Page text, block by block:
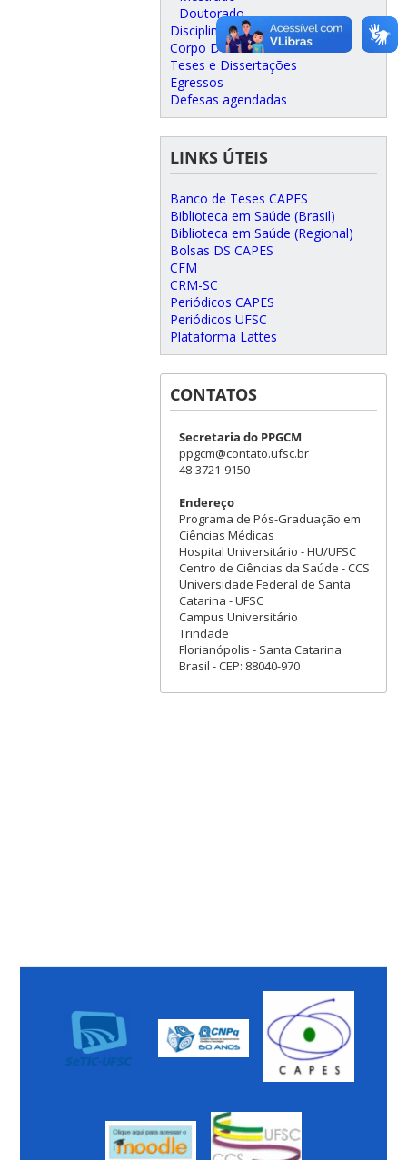
Doutorado
Disciplinas Oferecidas
Corpo Docente
Teses e Dissertações
Egressos
Defesas agendadas
LINKS ÚTEIS
Banco de Teses CAPES
Biblioteca em Saúde (Brasil)
Biblioteca em Saúde (Regional)
Bolsas DS CAPES
CFM
CRM-SC
Periódicos CAPES
Periódicos UFSC
Plataforma Lattes
CONTATOS
Secretaria do PPGCM
ppgcm@contato.ufsc.br
48-3721-9150
Endereço
Programa de Pós-Graduação em
Ciências Médicas
Hospital Universitário - HU/UFSC
Centro de Ciências da Saúde - CCS
Universidade Federal de Santa
Catarina - UFSC
Campus Universitário
Trindade
Florianópolis - Santa Catarina
Brasil - CEP: 88040-970